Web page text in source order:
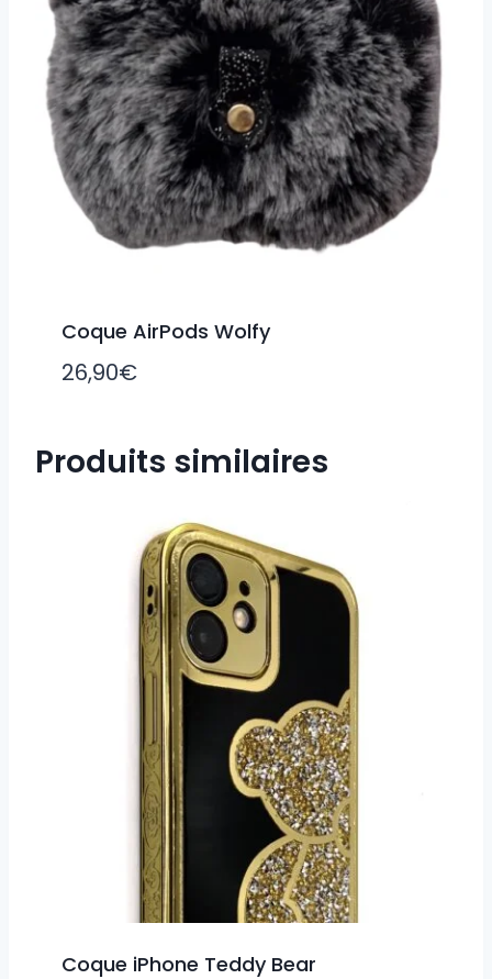
Coque AirPods Wolfy
26,90€
Produits similaires
Coque iPhone Teddy Bear